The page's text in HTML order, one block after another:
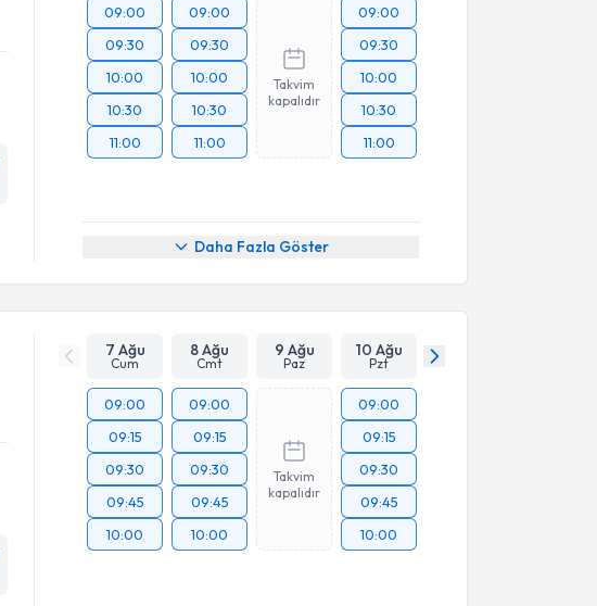
09:00
09:30
10:00
10:30
11:00
09:00
09:30
10:00
10:30
11:00
Takvim
kapalıdır
09:00
09:30
10:00
10:30
11:00
Daha Fazla Göster
7 Ağu
Cum
8 Ağu
Cmt
9 Ağu
Paz
10 Ağu
Pzt
09:00
09:15
09:30
09:45
10:00
09:00
09:15
09:30
09:45
10:00
Takvim
kapalıdır
09:00
09:15
09:30
09:45
10:00